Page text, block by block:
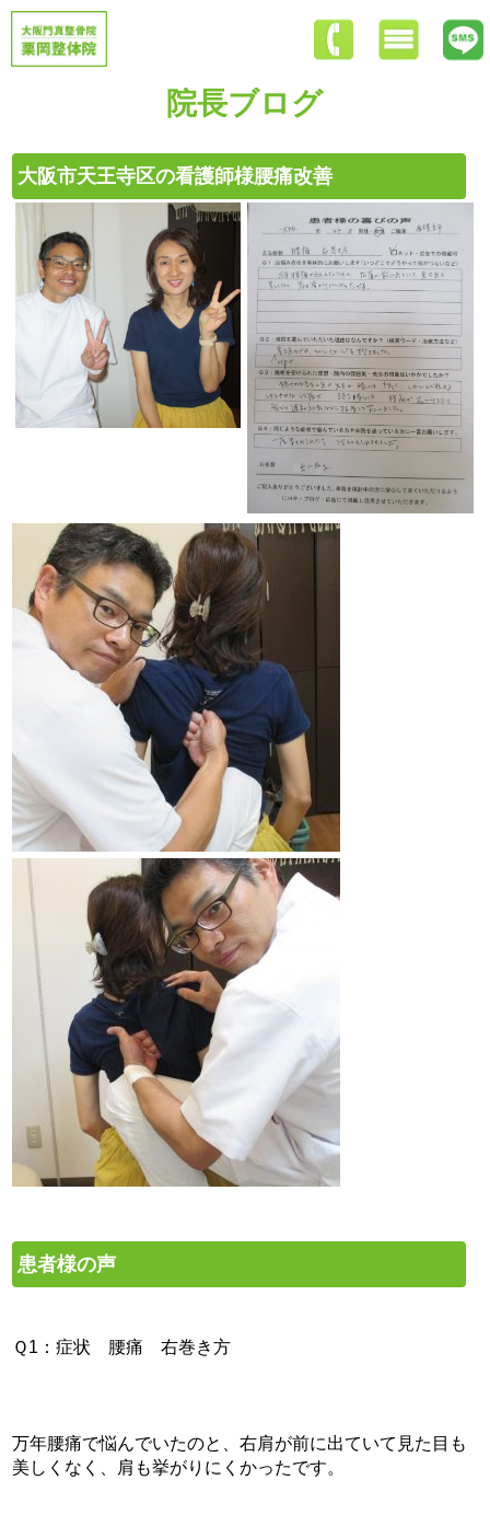
院長ブログ
大阪市天王寺区の看護師様腰痛改善
患者様の声
Ｑ1：症状 腰痛 右巻き方
万年腰痛で悩んでいたのと、右肩が前に出ていて見た目も
美しくなく、肩も挙がりにくかったです。